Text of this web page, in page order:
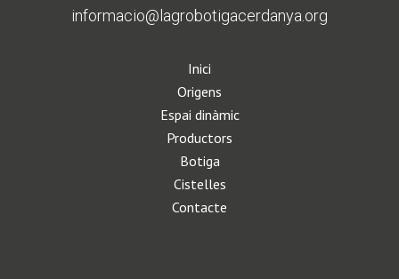
informacio@lagrobotigacerdanya.org
Inici
Origens
Espai dinàmic
Productors
Botiga
Cistelles
Contacte